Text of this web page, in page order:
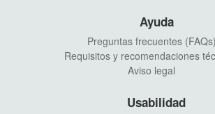
Ayuda
Preguntas frecuentes (FAQs)
Requisitos y recomendaciones
Aviso legal
Usabilidad